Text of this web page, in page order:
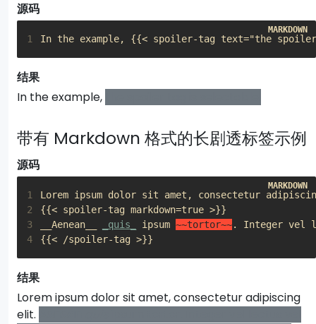
源码
1 In the example, {{< spoiler-tag text="the
结果
In the example,
带有 Markdown 格式的长剧透标签示例
源码
1
2
3
__Aenean__ _quis_ ipsum ~~tortor~~
4
{{< /spoiler-tag >}}
结果
Lorem ipsum dolor sit amet, consectetur adipiscing
elit.